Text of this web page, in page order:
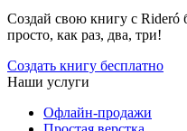
Создай свою книгу с Rideró
просто, как раз, два, три!
Создать книгу бесплатно
Наши услуги
Офлайн-продажи